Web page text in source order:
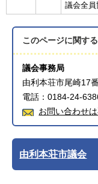
議会全員
このページに関する
議会事務局
由利本荘市尾崎17
電話：0184-24-
お問い合わせ
由利本荘市議会